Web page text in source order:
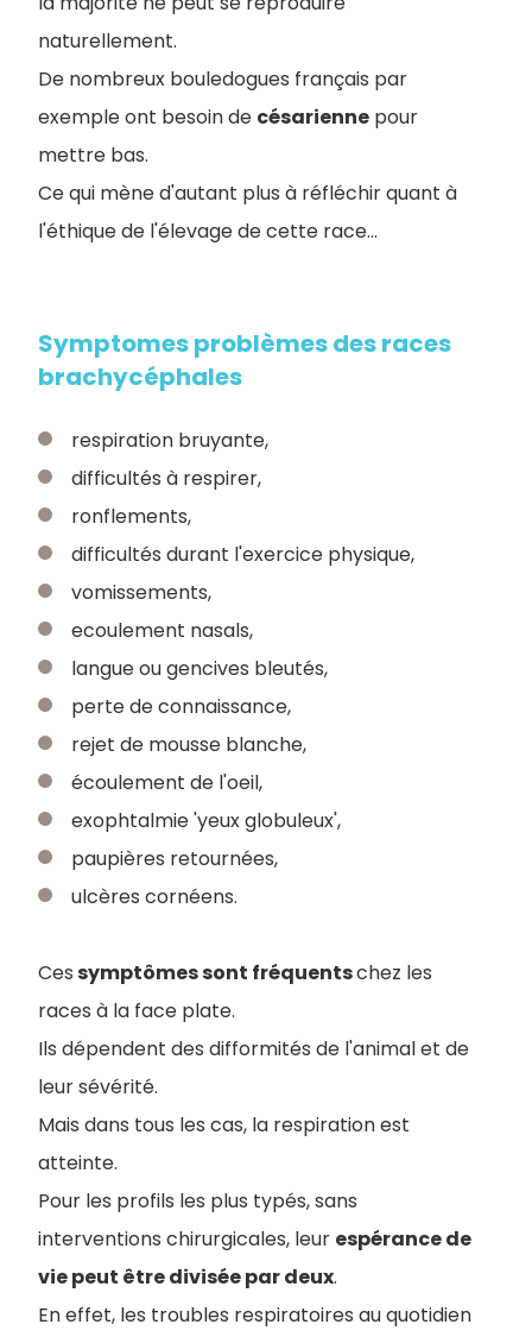
naturellement.
De nombreux bouledogues français par
exemple ont besoin de césarienne pour
mettre bas.
Ce qui mène d'autant plus à réfléchir quant à
l'éthique de l'élevage de cette race...
Symptomes problèmes des races
brachycéphales
respiration bruyante,
difficultés à respirer,
ronflements,
difficultés durant l'exercice physique,
vomissements,
ecoulement nasals,
langue ou gencives bleutés,
perte de connaissance,
rejet de mousse blanche,
écoulement de l'oeil,
exophtalmie 'yeux globuleux',
paupières retournées,
ulcères cornéens.
Cessymptômes sont fréquentschez les
races à la face plate.
Ils dépendent des difformités de l'animal et de
leur sévérité.
Mais dans tous les cas, la respiration est
atteinte.
Pour les profils les plus typés, sans
interventions chirurgicales, leur espérance de
vie peut être divisée par deux.
En effet, les troubles respiratoires au quotidien